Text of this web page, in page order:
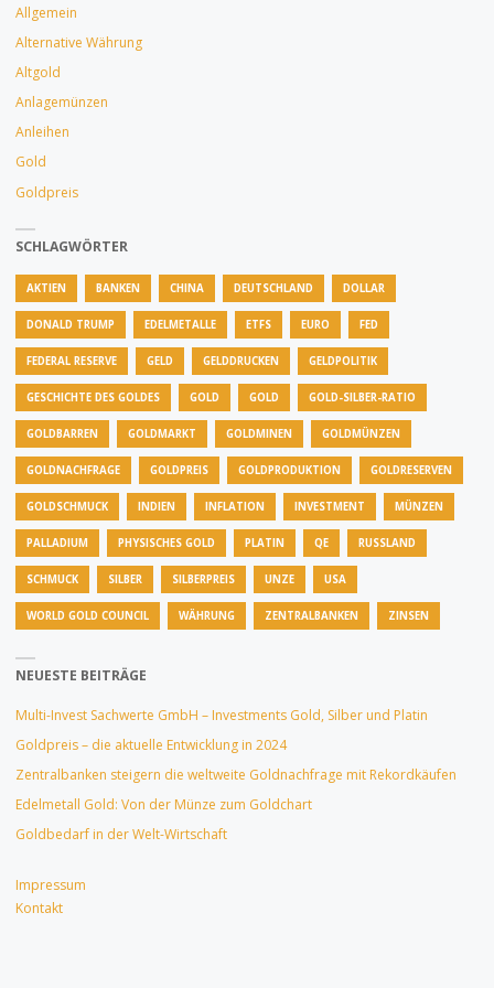
UND
GOLDSILBER."
Allgemein
Alternative Währung
Altgold
Anlagemünzen
Anleihen
Gold
Goldpreis
SCHLAGWÖRTER
AKTIEN BANKEN CHINA DEUTSCHLAND DOLLAR
DONALD TRUMP EDELMETALLE ETFS EURO FED
FEDERAL RESERVE GELD GELDDRUCKEN GELDPOLITIK
GESCHICHTE DES GOLDES GOLD GOLD GOLD-SILBER-RATIO
GOLDBARREN GOLDMARKT GOLDMINEN GOLDMÜNZEN
GOLDNACHFRAGE GOLDPREIS GOLDPRODUKTION GOLDRESERVEN
GOLDSCHMUCK INDIEN INFLATION INVESTMENT MÜNZEN
PALLADIUM PHYSISCHES GOLD PLATIN QE RUSSLAND
SCHMUCK SILBER SILBERPREIS UNZE USA
WORLD GOLD COUNCIL WÄHRUNG ZENTRALBANKEN ZINSEN
NEUESTE BEITRÄGE
Multi-Invest Sachwerte GmbH – Investments Gold, Silber und Platin
Goldpreis – die aktuelle Entwicklung in 2024
Zentralbanken steigern die weltweite Goldnachfrage mit Rekordkäufen
Edelmetall Gold: Von der Münze zum Goldchart
Goldbedarf in der Welt-Wirtschaft
Impressum
Kontakt